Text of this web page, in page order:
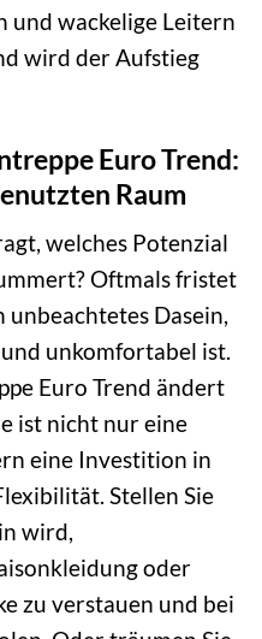
und wackelige Leitern
wird der Aufstieg
Euro Trend:
Raum
welches Potenzial
Oftmals fristet
Dasein,
unkomfortabel ist.
Euro Trend ändert
ist nicht nur eine
eine Investition in
Stellen Sie
wird,
oder
zu verstauen und bei